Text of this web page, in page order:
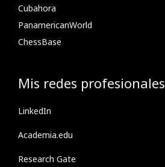
Cubahora
PanamericanWorld
ChessBase
Mis redes profesionales
LinkedIn
Academia.edu
Research Gate